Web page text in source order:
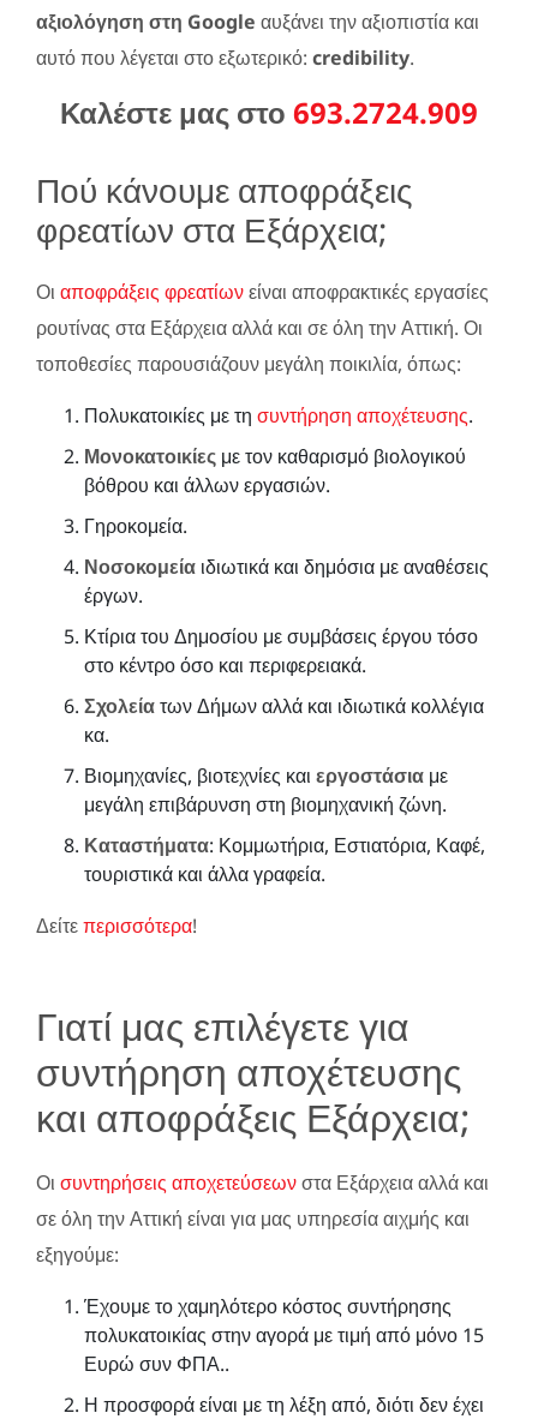
αξιολόγηση στη Google αυξάνει την αξιοπιστία και
αυτό που λέγεται στο εξωτερικό: credibility.
Καλέστε μας στο 693.2724.909
Πού κάνουμε αποφράξεις
φρεατίων στα Εξάρχεια;
Οι αποφράξεις φρεατίωνείναι αποφρακτικές εργασίες
ρουτίνας στα Εξάρχεια αλλά και σε όλη την Αττική. Οι
τοποθεσίες παρουσιάζουν μεγάλη ποικιλία, όπως:
Πολυκατοικίες με τη συντήρηση αποχέτευσης.
Μονοκατοικίες με τον καθαρισμό βιολογικού
βόθρου και άλλων εργασιών.
Γηροκομεία.
Νοσοκομεία ιδιωτικά και δημόσια με αναθέσεις
έργων.
Κτίρια του Δημοσίου με συμβάσεις έργου τόσο
στο κέντρο όσο και περιφερειακά.
Σχολείατων Δήμων αλλά και ιδιωτικά κολλέγια
κα.
Βιομηχανίες, βιοτεχνίες και εργοστάσια με
μεγάλη επιβάρυνση στη βιομηχανική ζώνη.
Καταστήματα: Κομμωτήρια, Εστιατόρια, Καφέ,
τουριστικά και άλλα γραφεία.
Δείτεπερισσότερα!
Γιατί μας επιλέγετε για
συντήρηση αποχέτευσης
και αποφράξεις Εξάρχεια;
Οι συντηρήσεις αποχετεύσεωνστα Εξάρχεια αλλά και
σε όλη την Αττική είναι για μας υπηρεσία αιχμής και
εξηγούμε:
Έχουμε το χαμηλότερο κόστος συντήρησης
πολυκατοικίας στην αγορά με τιμή από μόνο 15
Ευρώ συν ΦΠΑ..
Η προσφορά είναι με τη λέξη από, διότι δεν έχει